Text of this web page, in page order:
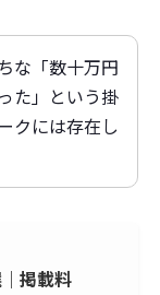
な「数十万円
た」という掛
クには存在し
掲載料